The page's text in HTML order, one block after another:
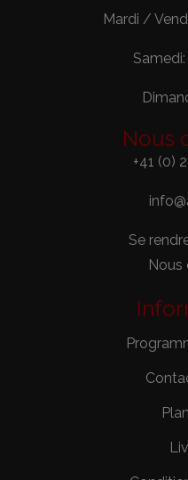
Mardi /
Nous
+41 (0)
Se
Nous